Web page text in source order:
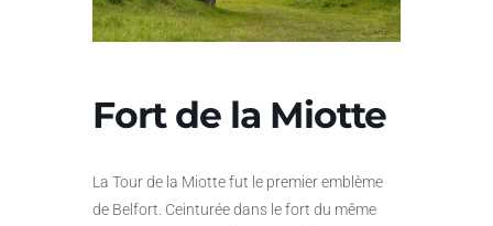
Fort de la Miotte
La Tour de la Miotte fut le premier emblème
de Belfort. Ceinturée dans le fort du même